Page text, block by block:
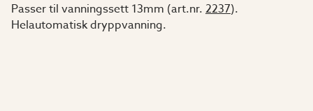
Passer til vanningssett 13mm (art.nr. 2237).
Helautomatisk dryppvanning.